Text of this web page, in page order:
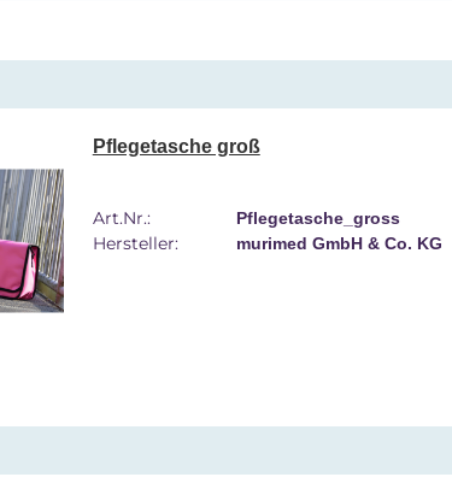
Pflegetasche groß
Art.Nr.: Pflegetasche_gross
Hersteller: murimed GmbH & Co. KG